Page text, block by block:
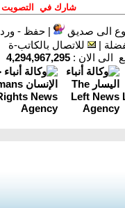
الى صديق |حفظ - ورد
|
للاتصال بالكاتب-ة
الى الان : 4,294,967,295